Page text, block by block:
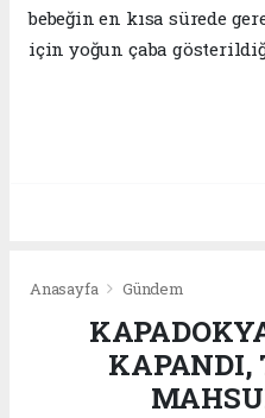
bebeğin en kısa sürede
için yoğun çaba
Anasayfa Gündem
KAPANDI,